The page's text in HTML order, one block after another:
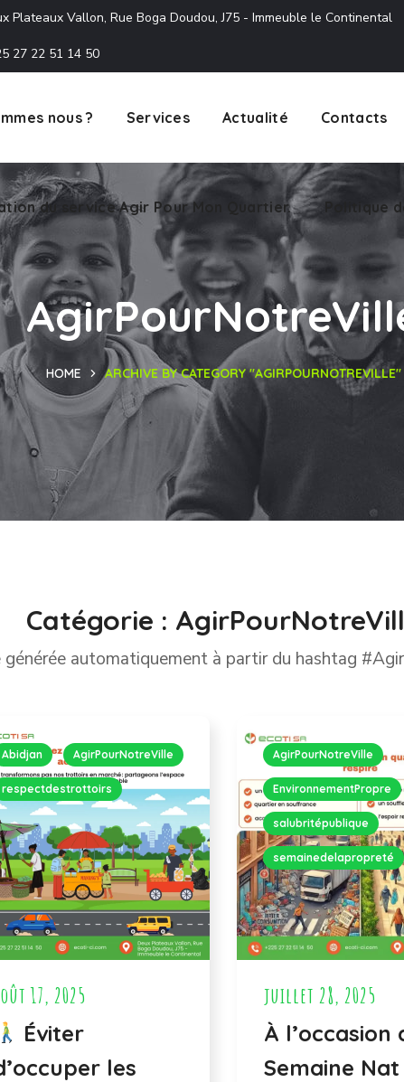
Plateaux Vallon, Rue Boga Doudou, J75 - Immeuble le Continental
27 22 51 14 50
nous ? Services Actualité Contacts
du service Agir Pour Mon Quartier. Politique
HOME ARCHIVE BY CATEGORY "AGIRPOURNOTREVILLE"
Catégorie :
générée automatiquement à partir du hashtag
Abidjan AgirPourNotreVille
respectdestrottoirs
17, 2025
Éviter
les
AgirPourNotreVille
EnvironnementPropre
salubritépublique
semainedelapropreté
juillet 28, 2025
À l’occasion
Semaine Nat